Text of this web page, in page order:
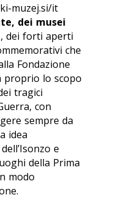
muzej.si/it
dei musei
, dei forti aperti
che
Fondazione
proprio lo scopo
tragici
con
sempre da
idea
e
della Prima
modo